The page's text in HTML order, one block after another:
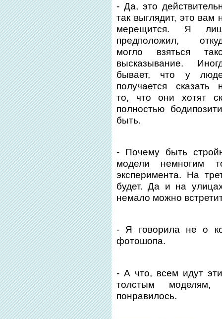
- Да, это
так выглядит, это вам
мерещится. Я
предположил,
могло взяться
высказывание.
бывает, что у
получается сказать
то, что они хотят
полностью
быть.
- Почему быть
модели немногим
эксперимента. На
будет. Да и на
немало можно
- Я говорила не о
фотошопа.
- А что, всем идут
толстым
понравилось.